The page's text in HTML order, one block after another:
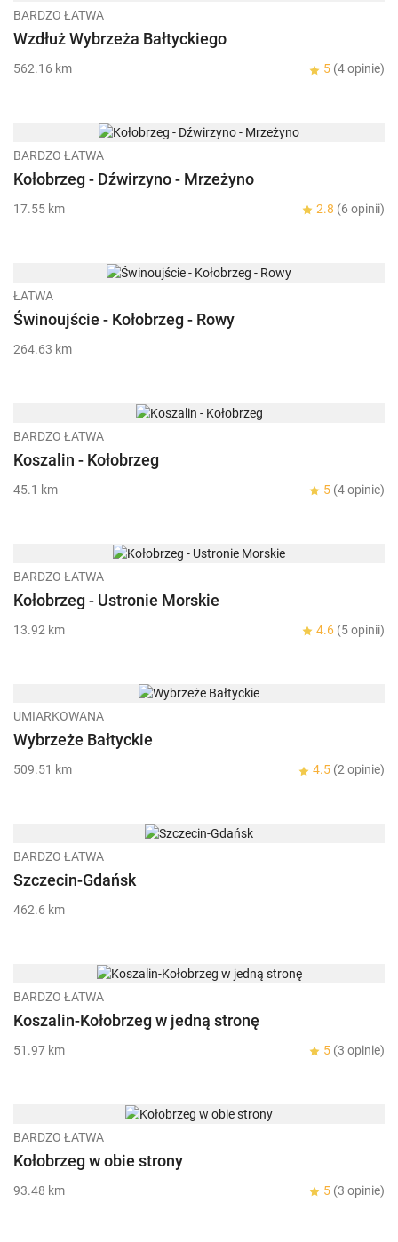
BARDZO ŁATWA
Wzdłuż Wybrzeża Bałtyckiego
562.16 km 5 (4 opinie)
BARDZO ŁATWA
Kołobrzeg - Dźwirzyno - Mrzeżyno
17.55 km 2.8 (6 opinii)
ŁATWA
Świnoujście - Kołobrzeg - Rowy
264.63 km
BARDZO ŁATWA
Koszalin - Kołobrzeg
45.1 km 5 (4 opinie)
BARDZO ŁATWA
Kołobrzeg - Ustronie Morskie
13.92 km 4.6 (5 opinii)
UMIARKOWANA
Wybrzeże Bałtyckie
509.51 km 4.5 (2 opinie)
BARDZO ŁATWA
Szczecin-Gdańsk
462.6 km
BARDZO ŁATWA
Koszalin-Kołobrzeg w jedną stronę
51.97 km 5 (3 opinie)
BARDZO ŁATWA
Kołobrzeg w obie strony
93.48 km 5 (3 opinie)